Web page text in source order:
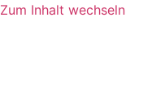
Zum Inhalt wechseln